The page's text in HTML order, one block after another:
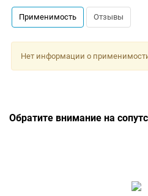
Применимость Отзывы
Нет информации о
Обратите внимание на